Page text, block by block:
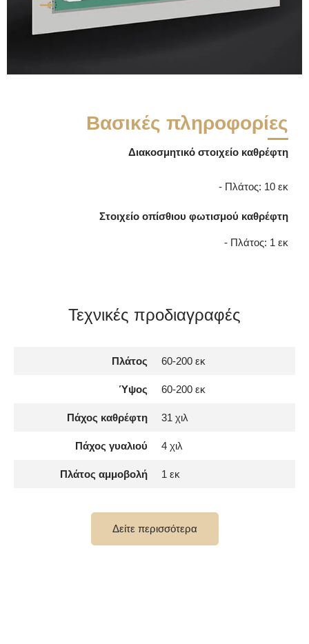
Βασικές πληροφορίες
Διακοσμητικό στοιχείο καθρέφτη
- Πλάτος: 10 εκ
Στοιχείο οπίσθιου φωτισμού καθρέφτη
- Πλάτος: 1 εκ
Τεχνικές προδιαγραφές
Πλάτος 60-200 εκ
Ύψος 60-200 εκ
Πάχος καθρέφτη 31 χιλ
Πάχος γυαλιού 4 χιλ
Πλάτος αμμοβολή 1 εκ
στοιχείο
Διάρκεια ζωής LED
έως 15 000 ώρες/ Phillips
Δείτε περισσότερα